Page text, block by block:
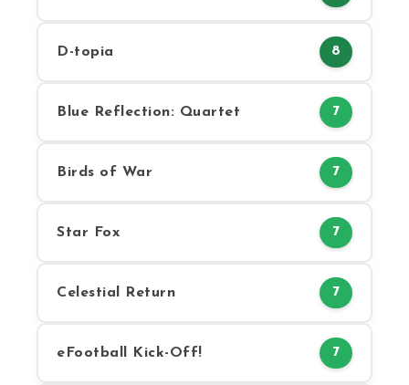
D-topia 8
Blue Reflection: Quartet 7
Birds of War 7
Star Fox 7
Celestial Return 7
eFootball Kick-Off! 7